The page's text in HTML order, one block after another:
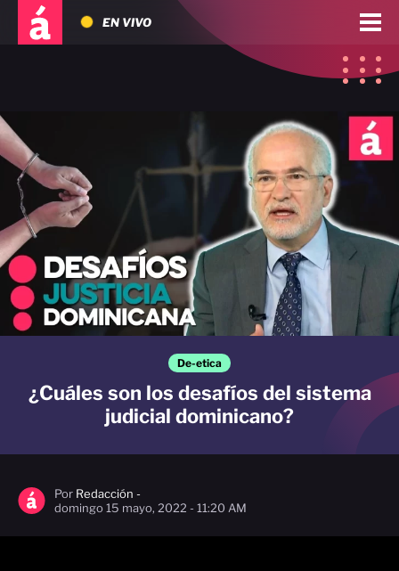
EN VIVO
De-etica
¿Cuáles son los desafíos del sistema
judicial dominicano?
Por Redacción -
domingo 15 mayo, 2022 - 11:20 AM